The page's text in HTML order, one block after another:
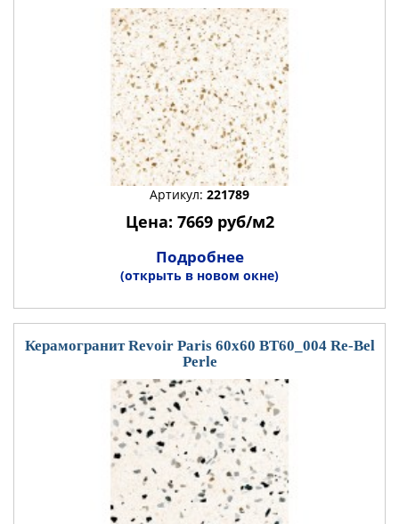
Артикул: 221789
Цена: 7669 руб/м2
Подробнее
(открыть в новом окне)
Керамогранит Revoir Paris 60x60 BT60_004 Re-Bel
Perle